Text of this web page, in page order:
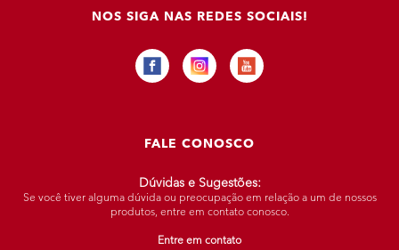
FALE CONOSCO
Dúvidas e Sugestões:
Se você tiver alguma dúvida ou preocupação em relação a um de nossos
produtos, entre em contato conosco.
Entre em contato
NOS SIGA NAS REDES SOCIAIS!